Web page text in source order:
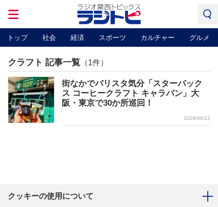
トップ 社会 経済 スポーツ カルチャー グルメ
クラフト 記事一覧 （1件）
街なかでバリスタ気分「スターバック
ス コーヒークラフト キャラバン」大
阪・東京で30か所巡回！
2026/06/12
クッキーの使用について